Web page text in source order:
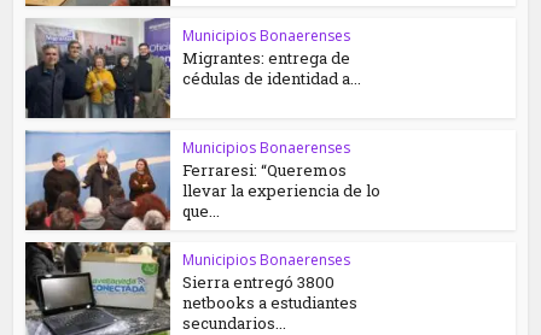
Municipios Bonaerenses
Migrantes: entrega de
cédulas de identidad a...
Municipios Bonaerenses
Ferraresi: “Queremos
llevar la experiencia de lo
que...
Municipios Bonaerenses
Sierra entregó 3800
netbooks a estudiantes
secundarios...